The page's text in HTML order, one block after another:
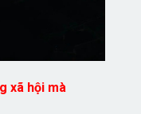
xã hội mà